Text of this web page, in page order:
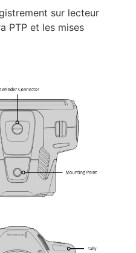
sur lecteur
PTP et les mises